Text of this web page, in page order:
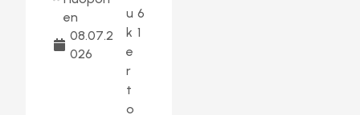
en
08.07.2
026
u
k
e
r
t
o
6
1